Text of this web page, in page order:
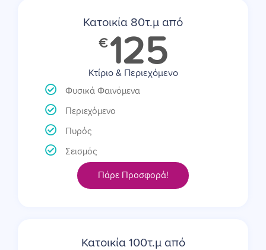
Κατοικία 80τ.μ από
€ 125
Κτίριο & Περιεχόμενο
Φυσικά Φαινόμενα
Περιεχόμενο
Πυρός
Σεισμός
Πάρε Προσφορά!
Κατοικία 100τ.μ από